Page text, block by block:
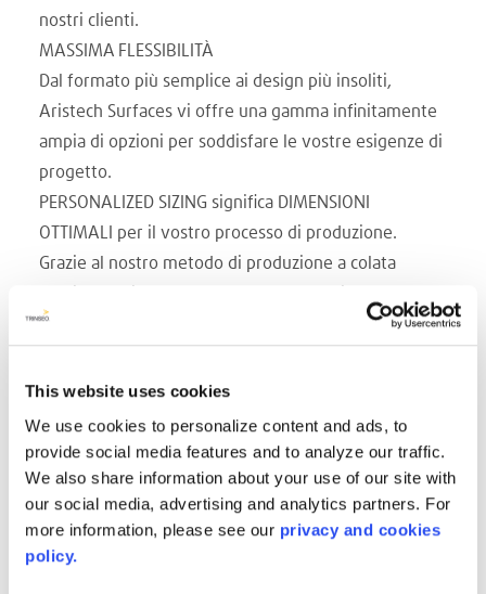
This website uses cookies
We use cookies to personalize content and ads, to
provide social media features and to analyze our traffic.
We also share information about your use of our site with
our social media, advertising and analytics partners. For
more information, please see our privacy and cookies
policy.
nostri clienti.
MASSIMA FLESSIBILITÀ
Dal formato più semplice ai design più insoliti,
Aristech Surfaces vi offre una gamma infinitamente
ampia di opzioni per soddisfare le vostre esigenze di
progetto.
PERSONALIZED SIZING significa DIMENSIONI
OTTIMALI per il vostro processo di produzione.
Grazie al nostro metodo di produzione a colata
produzione personalizzata. Qualsiasi larghezza,
LARGHEZZA fino a 108 in.
Lastre fino a 200 in. e oltre!
Le bobine dipendono dallo spessore, ma possono
arrivare fino a 700'!
SPESSORE CALIBRO da 3mm fino a 19mm
Colore ed estetica: lavoreremo direttamente con il